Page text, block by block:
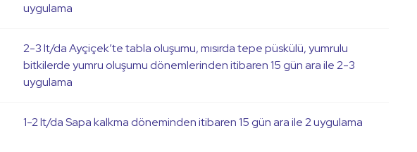
uygulama
2-3 lt/da Ayçiçek’te tabla oluşumu, mısırda tepe püskülü, yumrulu
bitkilerde yumru oluşumu dönemlerinden itibaren 15 gün ara ile 2-3
uygulama
1-2 lt/da Sapa kalkma döneminden itibaren 15 gün ara ile 2 uygulama